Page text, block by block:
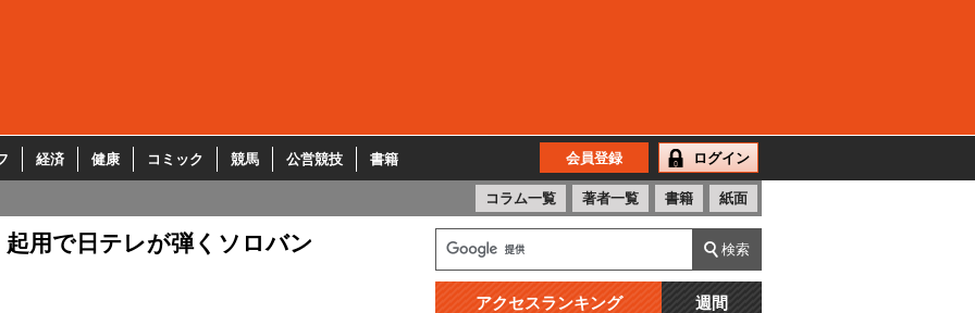
経済 健康 コミック 競馬 公営競技 書籍 会員登録 ログイン
コラム一覧 著者一覧 書籍 紙面
用で日テレが弾くソロバン
アクセスランキング 週間